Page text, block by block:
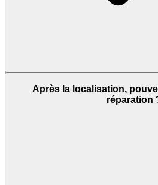
Après la localisation,
réparation